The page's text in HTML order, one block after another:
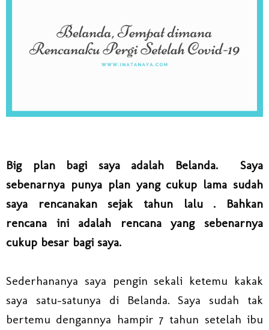
Big plan bagi saya adalah Belanda. Saya
sebenarnya punya plan yang cukup lama sudah
saya rencanakan sejak tahun lalu . Bahkan
rencana ini adalah rencana yang sebenarnya
cukup besar bagi saya.
Sederhananya saya pengin sekali ketemu kakak
saya satu-satunya di Belanda. Saya sudah tak
bertemu dengannya hampir 7 tahun setelah ibu